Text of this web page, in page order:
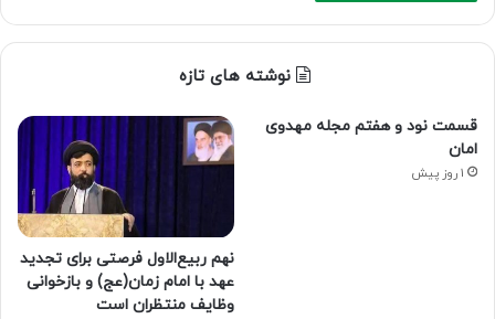
نوشته های تازه
قسمت نود و هفتم مجله مهدوی
امان
1 روز پیش
نهم ربیع‌الاول فرصتی برای تجدید
عهد با امام زمان(عج) و بازخوانی
وظایف منتظران است